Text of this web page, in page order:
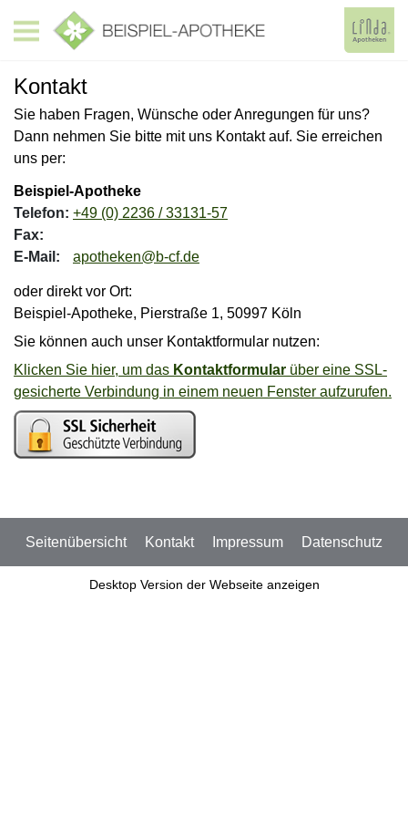
Kontakt
Sie haben Fragen, Wünsche oder Anregungen für uns?
Dann nehmen Sie bitte mit uns Kontakt auf. Sie erreichen
uns per:
Beispiel-Apotheke
Telefon: +49 (0) 2236 / 33131-57
Fax:
E-Mail:
apotheken@b-cf.de
oder direkt vor Ort:
Beispiel-Apotheke, Pierstraße 1, 50997 Köln
Sie können auch unser Kontaktformular nutzen:
Klicken Sie hier, um das Kontaktformular über eine SSL-
gesicherte Verbindung in einem neuen Fenster aufzurufen.
Seitenübersicht Kontakt Impressum Datenschutz
Desktop Version der Webseite anzeigen